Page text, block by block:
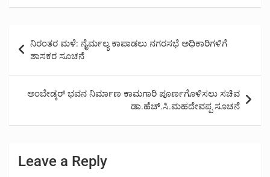
navigation
ನಿರಂತರ ಮಳೆ: ನೈರ್ಮಲ್ಯ ಕಾಪಾಡಲು ನಗರಸಭೆ ಅಧಿಕಾರಿಗಳಿಗೆ
ಶಾಸಕರ ಸೂಚನೆ
ಅಂಬೇಡ್ಕರ್ ಭವನ ನಿರ್ಮಾಣ ಕಾಮಗಾರಿ ಪೂರ್ಣಗೊಳಿಸಲು ಸಚಿವ
ಡಾ.ಹೆಚ್.ಸಿ.ಮಹದೇವಪ್ಪ ಸೂಚನೆ
Leave a Reply